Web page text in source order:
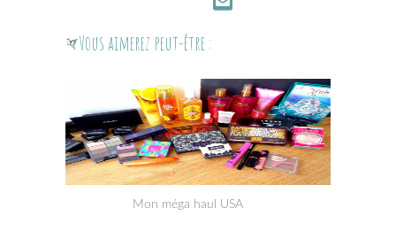
Vous aimerez peut-être :
Mon méga haul USA